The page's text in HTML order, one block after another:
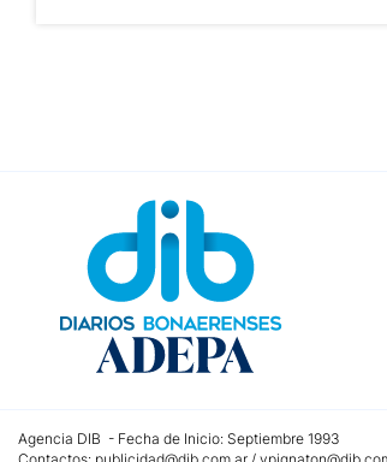
Agencia DIB - Fecha de Inicio: Septiembre 1993